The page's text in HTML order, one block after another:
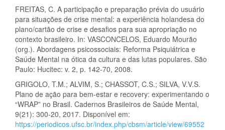
FREITAS, C. A participação e preparação prévia do usuário
para situações de crise mental: a experiência holandesa do
plano/cartão de crise e desafios para sua apropriação no
contexto brasileiro. In: VASCONCELOS, Eduardo Mourão
(org.). Abordagens psicossociais: Reforma Psiquiátrica e
Saúde Mental na ótica da cultura e das lutas populares. São
Paulo: Hucitec: v. 2, p. 142-70, 2008.
GRIGOLO, T.M.; ALVIM, S.; CHASSOT, C.S.; SILVA, V.V.S.
Plano de ação para bem-estar e recovery: experimentando o
“WRAP” no Brasil. Cadernos Brasileiros de Saúde Mental,
9(21): 300-20, 2017. Disponível em:
https://periodicos.ufsc.br/index.php/cbsm/article/view/69552